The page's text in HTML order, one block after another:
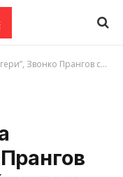
за присуство на Изборот на спортист на Македонска Каменица за 2025 година